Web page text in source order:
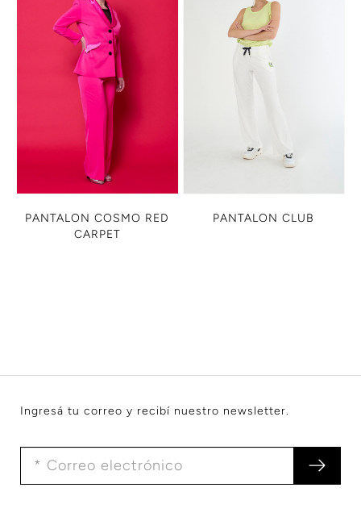
PANTALON COSMO RED
CARPET
PANTALON CLUB
Ingresá tu correo y recibí nuestro newsletter.